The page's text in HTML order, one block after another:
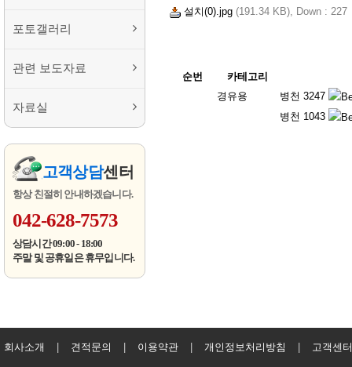
포토갤러리
관련 보도자료
자료실
고객상담센터
항상 친절히 안내하겠습니다.
042-628-7573
상담시간 09:00 - 18:00
주말 및 공휴일은 휴무입니다.
설치(0).jpg (191.34 KB), Down : 227
순번
카테고리
경유용
병천 3247
병천 1043
회사소개 견적문의 이용약관 개인정보처리방침 고객센터